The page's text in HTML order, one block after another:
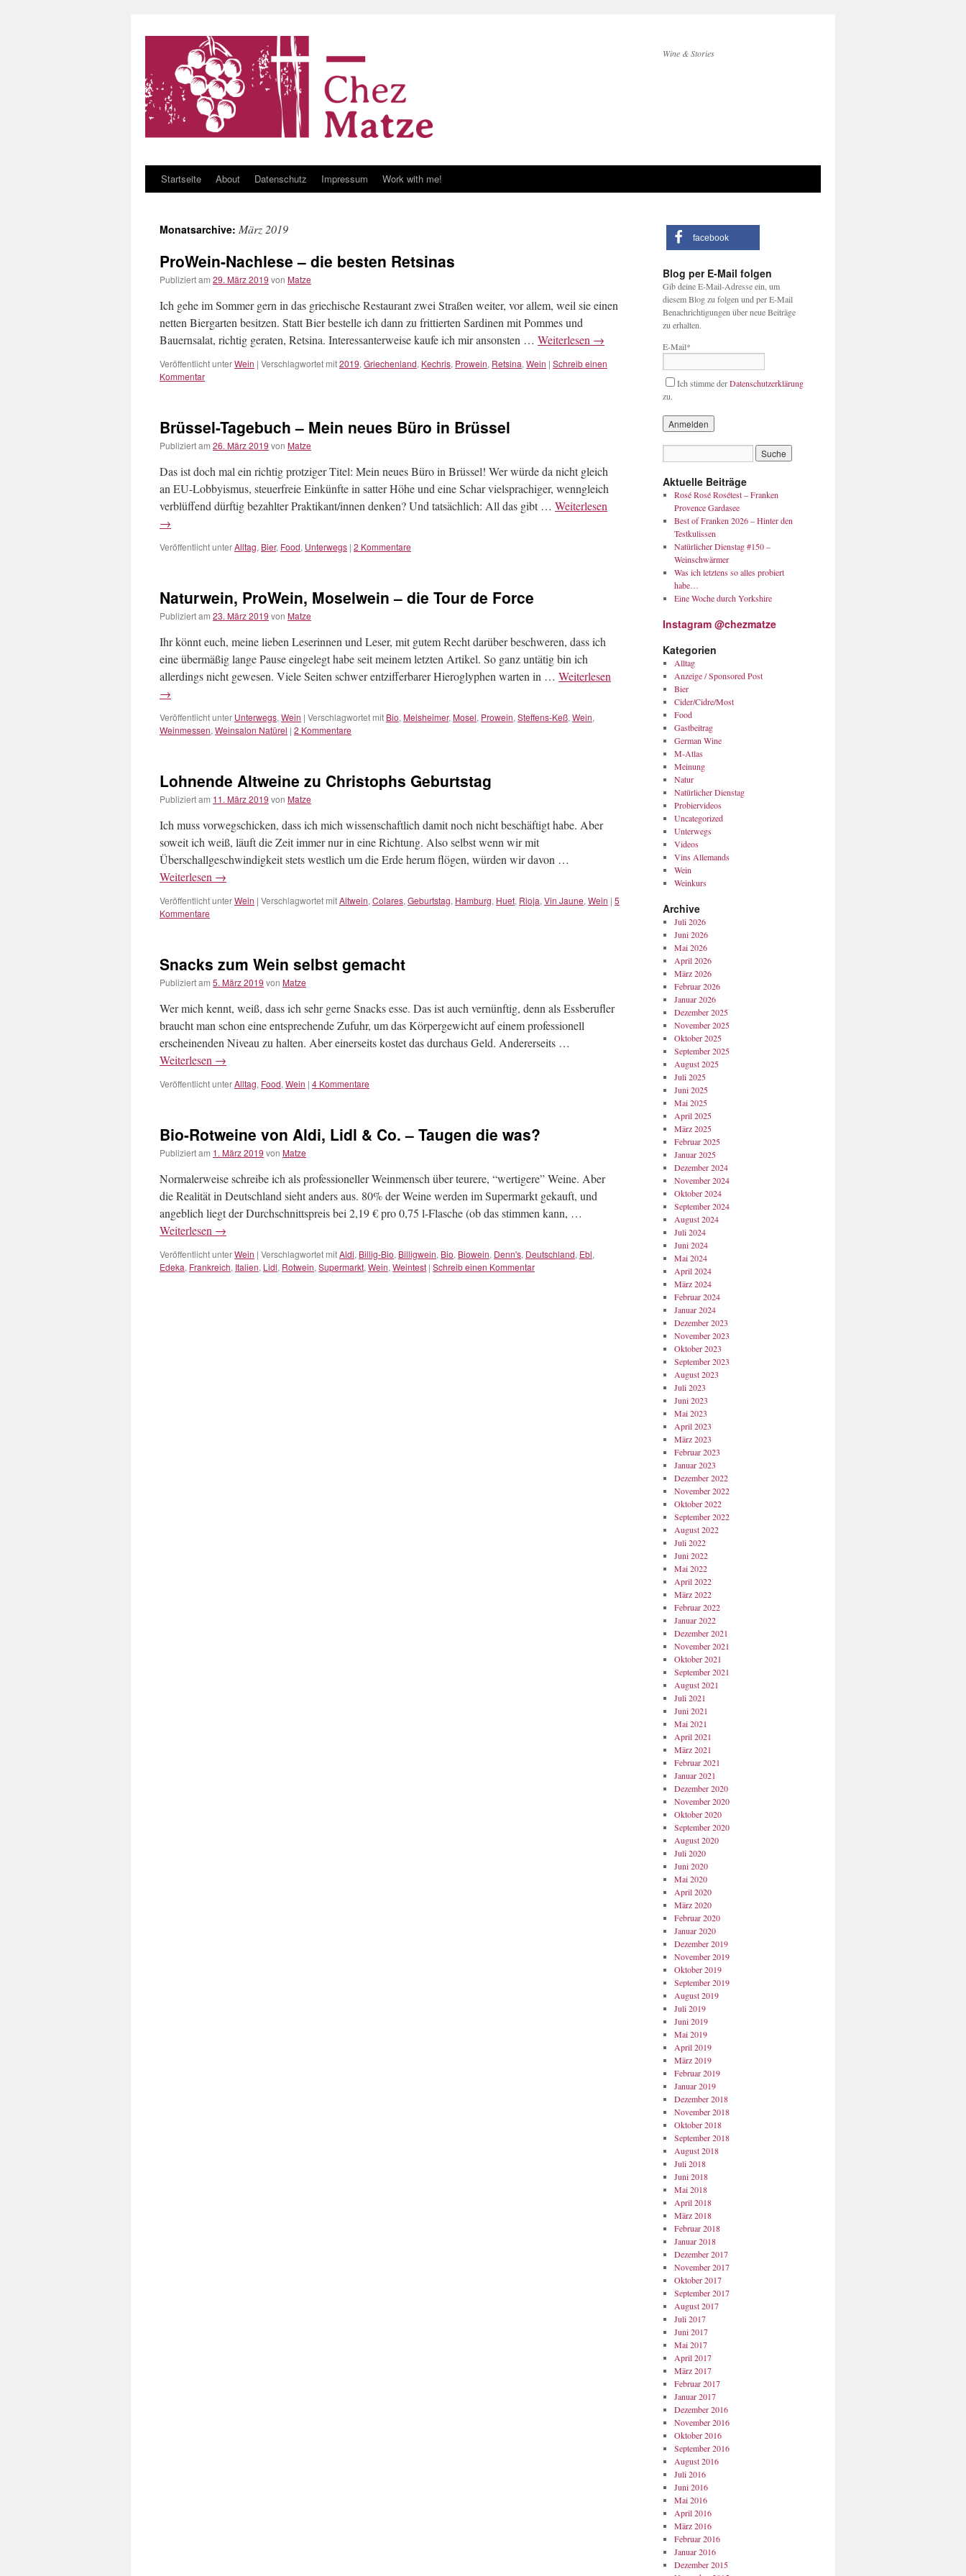
Wine & Stories
Zum Inhalt springen
Startseite About Datenschutz Impressum Work with me!
Monatsarchive: März 2019
ProWein-Nachlese – die besten Retsinas
Publiziert am 29. März 2019 von Matze
Ich gehe im Sommer gern in das griechische Restaurant zwei Straßen weiter, vor allem, weil sie einen
netten Biergarten besitzen. Statt Bier bestelle ich dann zu frittierten Sardinen mit Pommes und
Bauernsalat, richtig geraten, Retsina. Interessanterweise kaufe ich mir ansonsten … Weiterlesen →
Veröffentlicht unterWein | Verschlagwortet mit2019, Griechenland, Kechris, Prowein, Retsina, Wein | Schreib einen
Kommentar
Brüssel-Tagebuch – Mein neues Büro in Brüssel
Publiziert am 26. März 2019 von Matze
Das ist doch mal ein richtig protziger Titel: Mein neues Büro in Brüssel! Wer würde da nicht gleich
an EU-Lobbyismus, steuerfreie Einkünfte in satter Höhe und eine Schar vielsprachiger, wenngleich
verblüffend dürftig bezahlter Praktikant/innen denken? Und tatsächlich: All das gibt … Weiterlesen
→
Veröffentlicht unterAlltag, Bier, Food, Unterwegs | 2 Kommentare
Naturwein, ProWein, Moselwein – die Tour de Force
Publiziert am 23. März 2019 von Matze
Ihr könnt euch, meine lieben Leserinnen und Leser, mit gutem Recht darüber beschweren, dass ich
eine übermäßig lange Pause eingelegt habe seit meinem letzten Artikel. So ganz untätig bin ich
allerdings nicht gewesen. Viele Seiten schwer entzifferbarer Hieroglyphen warten in … Weiterlesen
→
Veröffentlicht unter Unterwegs, Wein | Verschlagwortet mit Bio, Melsheimer, Mosel, Prowein, Steffens-Keß, Wein,
Weinmessen, Weinsalon Natürel | 2 Kommentare
Lohnende Altweine zu Christophs Geburtstag
Publiziert am 11. März 2019 von Matze
Ich muss vorwegschicken, dass ich mich wissenschaftlich damit noch nicht beschäftigt habe. Aber
soweit ich weiß, läuft die Zeit immer nur in eine Richtung. Also selbst wenn wir mit
Überschallgeschwindigkeit stets westlich um die Erde herum flögen, würden wir davon …
Weiterlesen →
Veröffentlicht unterWein | Verschlagwortet mitAltwein, Colares, Geburtstag, Hamburg, Huet, Rioja, Vin Jaune, Wein | 5
Kommentare
Snacks zum Wein selbst gemacht
Publiziert am 5. März 2019 von Matze
Wer mich kennt, weiß, dass ich sehr gerne Snacks esse. Das ist auch vernünftig, denn als Essberufler
braucht man schon eine entsprechende Zufuhr, um das Körpergewicht auf einem professionell
erscheinenden Niveau zu halten. Aber einerseits kostet das durchaus Geld. Andererseits …
Weiterlesen →
Veröffentlicht unterAlltag, Food, Wein | 4 Kommentare
Bio-Rotweine von Aldi, Lidl & Co. – Taugen die was?
Publiziert am 1. März 2019 von Matze
Normalerweise schreibe ich als professioneller Weinmensch über teurere, “wertigere” Weine. Aber
die Realität in Deutschland sieht anders aus. 80% der Weine werden im Supermarkt gekauft, und
angeblich liegt der Durchschnittspreis bei 2,19 € pro 0,75 l-Flasche (ob das stimmen kann, …
Weiterlesen →
Veröffentlicht unterWein | Verschlagwortet mitAldi, Billig-Bio, Billigwein, Bio, Biowein, Denn's, Deutschland, Ebl,
Edeka, Frankreich, Italien, Lidl, Rotwein, Supermarkt, Wein, Weintest | Schreib einen Kommentar
facebook
Blog per E-Mail folgen
Gib deine E-Mail-Adresse ein, um
diesem Blog zu folgen und per E-Mail
Benachrichtigungen über neue Beiträge
zu erhalten.
E-Mail*
Ich stimme derDatenschutzerklärung
zu.
Aktuelle Beiträge
Rosé Rosé Rosétest – Franken
Provence Gardasee
Best of Franken 2026 – Hinter den
Testkulissen
Natürlicher Dienstag #150 –
Weinschwärmer
Was ich letztens so alles probiert
habe…
Eine Woche durch Yorkshire
Instagram @chezmatze
Kategorien
Alltag
Anzeige / Sponsored Post
Bier
Cider/Cidre/Most
Food
Gastbeitrag
German Wine
M-Atlas
Meinung
Natur
Natürlicher Dienstag
Probiervideos
Uncategorized
Unterwegs
Videos
Vins Allemands
Wein
Weinkurs
Archive
Juli 2026
Juni 2026
Mai 2026
April 2026
März 2026
Februar 2026
Januar 2026
Dezember 2025
November 2025
Oktober 2025
September 2025
August 2025
Juli 2025
Juni 2025
Mai 2025
April 2025
März 2025
Februar 2025
Januar 2025
Dezember 2024
November 2024
Oktober 2024
September 2024
August 2024
Juli 2024
Juni 2024
Mai 2024
April 2024
März 2024
Februar 2024
Januar 2024
Dezember 2023
November 2023
Oktober 2023
September 2023
August 2023
Juli 2023
Juni 2023
Mai 2023
April 2023
März 2023
Februar 2023
Januar 2023
Dezember 2022
November 2022
Oktober 2022
September 2022
August 2022
Juli 2022
Juni 2022
Mai 2022
April 2022
März 2022
Februar 2022
Januar 2022
Dezember 2021
November 2021
Oktober 2021
September 2021
August 2021
Juli 2021
Juni 2021
Mai 2021
April 2021
März 2021
Februar 2021
Januar 2021
Dezember 2020
November 2020
Oktober 2020
September 2020
August 2020
Juli 2020
Juni 2020
Mai 2020
April 2020
März 2020
Februar 2020
Januar 2020
Dezember 2019
November 2019
Oktober 2019
September 2019
August 2019
Juli 2019
Juni 2019
Mai 2019
April 2019
März 2019
Februar 2019
Januar 2019
Dezember 2018
November 2018
Oktober 2018
September 2018
August 2018
Juli 2018
Juni 2018
Mai 2018
April 2018
März 2018
Februar 2018
Januar 2018
Dezember 2017
November 2017
Oktober 2017
September 2017
August 2017
Juli 2017
Juni 2017
Mai 2017
April 2017
März 2017
Februar 2017
Januar 2017
Dezember 2016
November 2016
Oktober 2016
September 2016
August 2016
Juli 2016
Juni 2016
Mai 2016
April 2016
März 2016
Februar 2016
Januar 2016
Dezember 2015